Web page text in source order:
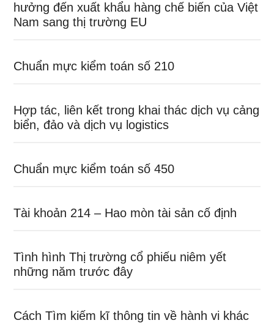
hưởng đến xuất khẩu hàng chế biến của Việt
Nam sang thị trường EU
Chuẩn mực kiểm toán số 210
Hợp tác, liên kết trong khai thác dịch vụ cảng
biển, đảo và dịch vụ logistics
Chuẩn mực kiểm toán số 450
Tài khoản 214 – Hao mòn tài sản cố định
Tình hình Thị trường cổ phiếu niêm yết
những năm trước đây
Cách Tìm kiếm kĩ thông tin về hành vi khác